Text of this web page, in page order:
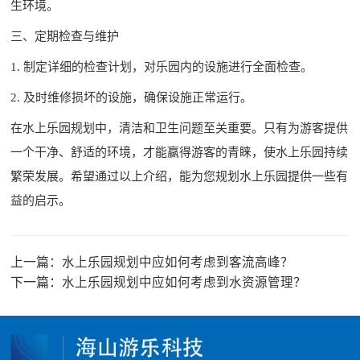
生环境。
三、定期检查与维护
1. 制定详细的检查计划，对乐园内的设施进行全面检查。
2. 及时维修损坏的设施，确保设施正常运行。
在水上乐园规划中，清洁和卫生问题至关重要。只有为游客提供
一个干净、舒适的环境，才能赢得游客的青睐，使水上乐园持续
繁荣发展。希望通过以上介绍，能为您规划水上乐园提供一些有
益的启示。
上一篇： 水上乐园规划中应如何考虑到客流高峰？
下一篇： 水上乐园规划中应如何考虑到水资源管理？